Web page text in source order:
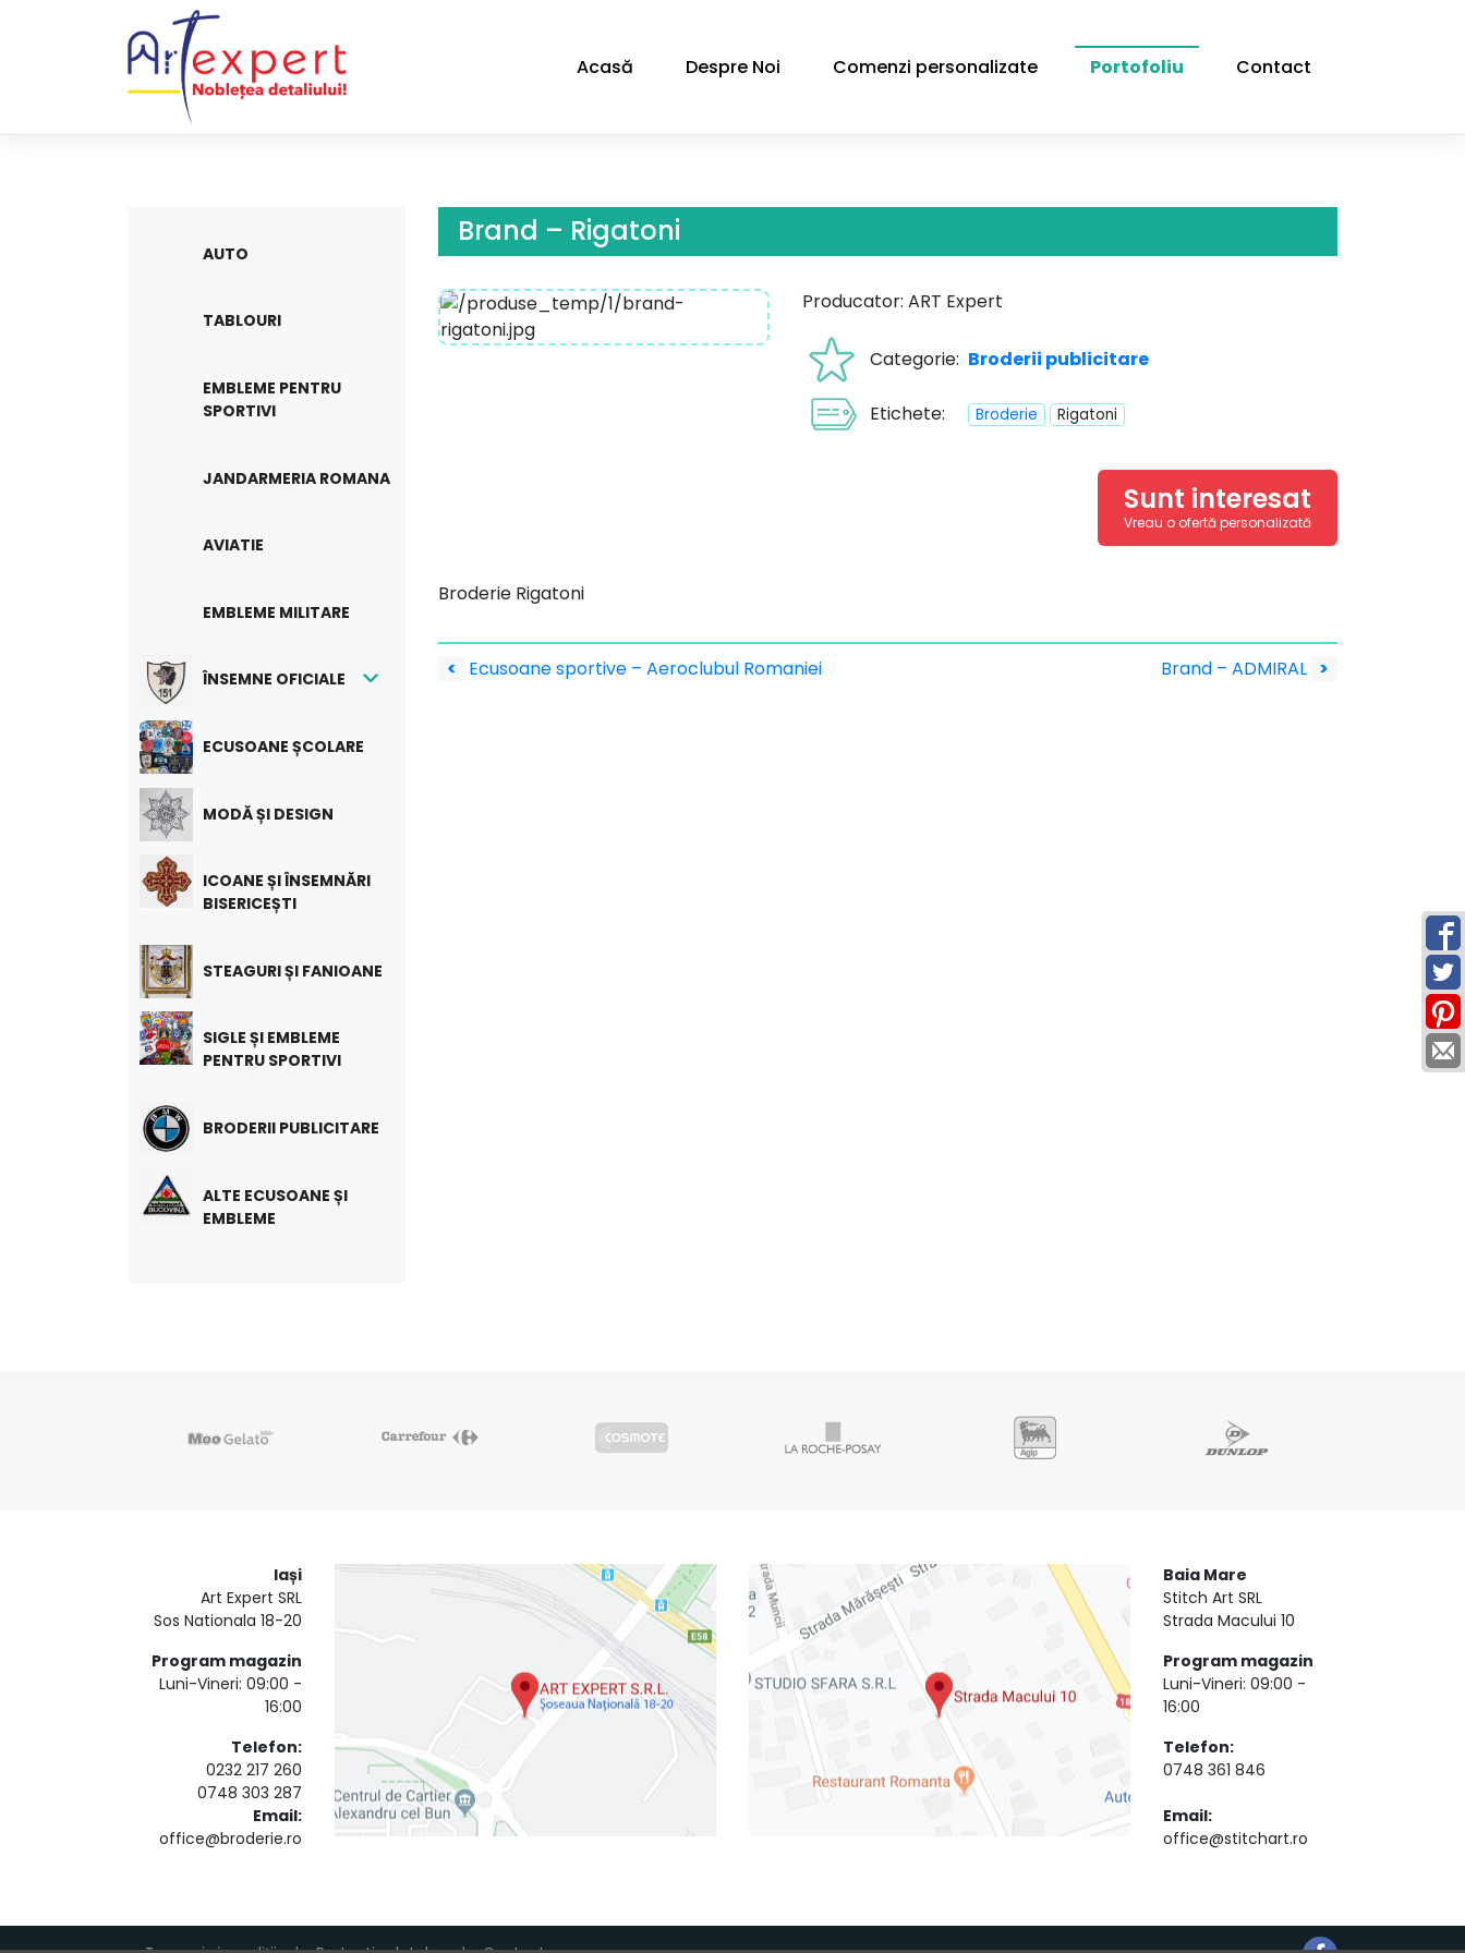
Acasă Despre Noi Comenzi personalizate Portofoliu Contact
AUTO
TABLOURI
EMBLEME PENTRU
SPORTIVI
JANDARMERIA ROMANA
AVIATIE
EMBLEME MILITARE
ÎNSEMNE OFICIALE
ECUSOANE ȘCOLARE
MODĂ ȘI DESIGN
ICOANE ȘI ÎNSEMNĂRI
BISERICEȘTI
STEAGURI ȘI FANIOANE
SIGLE ȘI EMBLEME
PENTRU SPORTIVI
BRODERII PUBLICITARE
ALTE ECUSOANE ȘI
EMBLEME
Brand – Rigatoni
Producator: ART Expert
Categorie: Broderii publicitare
Etichete: Broderie Rigatoni
Sunt interesat
Vreau o ofertă personalizată
Broderie Rigatoni
Navigare
Brand – ADMIRAL >
< Ecusoane sportive – Aeroclubul Romaniei
Iași
Art Expert SRL
Sos Nationala 18-20
Program magazin
Luni-Vineri: 09:00 -
16:00
Telefon:
0232 217 260
0748 303 287
Email:
office@broderie.ro
Baia Mare
Stitch Art SRL
Strada Macului 10
Program magazin
Luni-Vineri: 09:00 -
16:00
Telefon:
0748 361 846
Email:
office@stitchart.ro